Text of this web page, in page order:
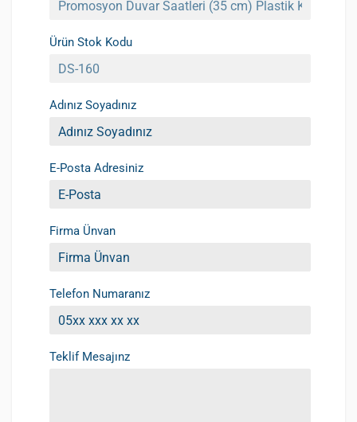
Ürün Stok Kodu
Adınız Soyadınız
E-Posta Adresiniz
Firma Ünvan
Telefon Numaranız
Teklif Mesajınz